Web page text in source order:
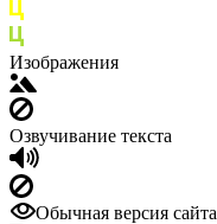
Изображения
Озвучивание текста
Обычная версия сайта